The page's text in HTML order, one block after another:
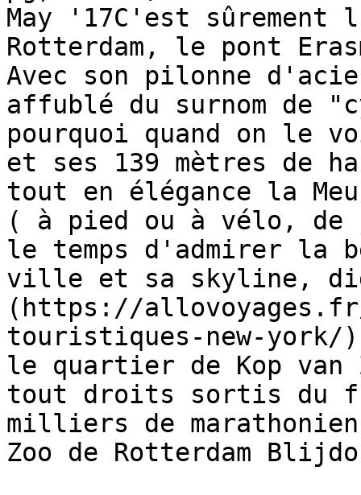
May '17C'est sûrement
Rotterdam, le pont
Avec son pilonne
affublé du surnom de
pourquoi quand on le
et ses 139 mètres de
tout en élégance la
( à pied ou à vélo, de
le temps d'admirer la
ville et sa skyline,
(https://
touristiques-new-
le quartier de Kop
tout droits sortis du
milliers de
Zoo de Rotterdam